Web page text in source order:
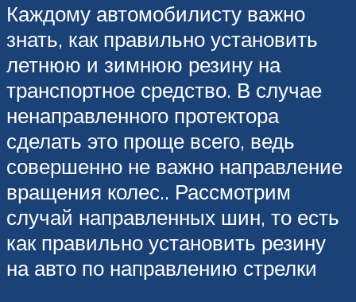
Каждому автомобилисту важно
знать, как правильно установить
летнюю и зимнюю резину на
транспортное средство. В случае
ненаправленного протектора
сделать это проще всего, ведь
совершенно не важно направление
вращения колес.. Рассмотрим
случай направленных шин, то есть
как правильно установить резину
на авто по направлению стрелки